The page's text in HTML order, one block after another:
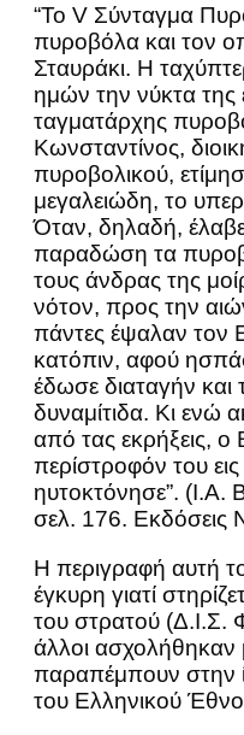
“Το V Σύνταγμα
πυροβόλα και τον
Σταυράκι. Η
ημών την νύκτα της
ταγματάρχης
Κωνσταντίνος,
πυροβολικού,
μεγαλειώδη, το
Όταν, δηλαδή,
παραδώση τα
τους άνδρας της
νότον, προς την
πάντες έψαλαν τον
κατόπιν, αφού
έδωσε διαταγήν και
δυναμίτιδα. Κι ενώ
από τας εκρήξεις, ο
περίστροφόν του
ηυτοκτόνησε”. (Ι.Α.
σελ. 176. Εκδόσεις
Η περιγραφή αυτή
έγκυρη γιατί
του στρατού (Δ.Ι.Σ.
άλλοι ασχολήθηκαν
παραπέμπουν στην
του Ελληνικού